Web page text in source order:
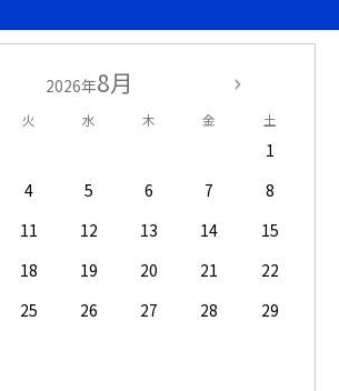
2026年8月
火 水 木 金 土
1
4 5 6 7
8
11 12 13 14
15
18 19 20 21
22
25 26 27 28
29